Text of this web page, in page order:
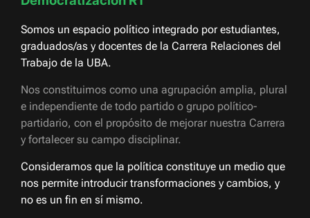
Somos un espacio político integrado por estudiantes,
graduados/as y docentes de la Carrera Relaciones del
Trabajo de la UBA.
Nos constituimos como una agrupación amplia, plural
e independiente de todo partido o grupo político-
partidario, con el propósito de mejorar nuestra Carrera
y fortalecer su campo disciplinar.
Consideramos que la política constituye un medio que
nos permite introducir transformaciones y cambios, y
no es un fin en sí mismo.